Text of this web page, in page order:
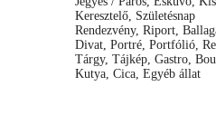
Keresztelő, Születésnap
Rendezvény, Riport,
Divat, Portré, Portfólió,
Tárgy, Tájkép, Gastro,
Kutya, Cica, Egyéb állat